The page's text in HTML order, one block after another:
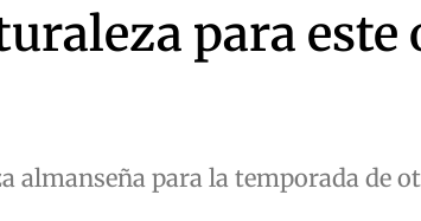
para este
almanseña para la temporada de